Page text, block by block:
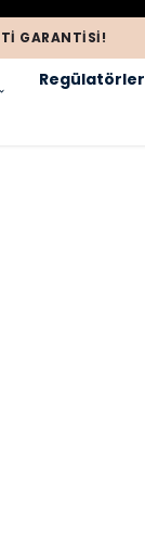
GARANTISI!
Regülatörler